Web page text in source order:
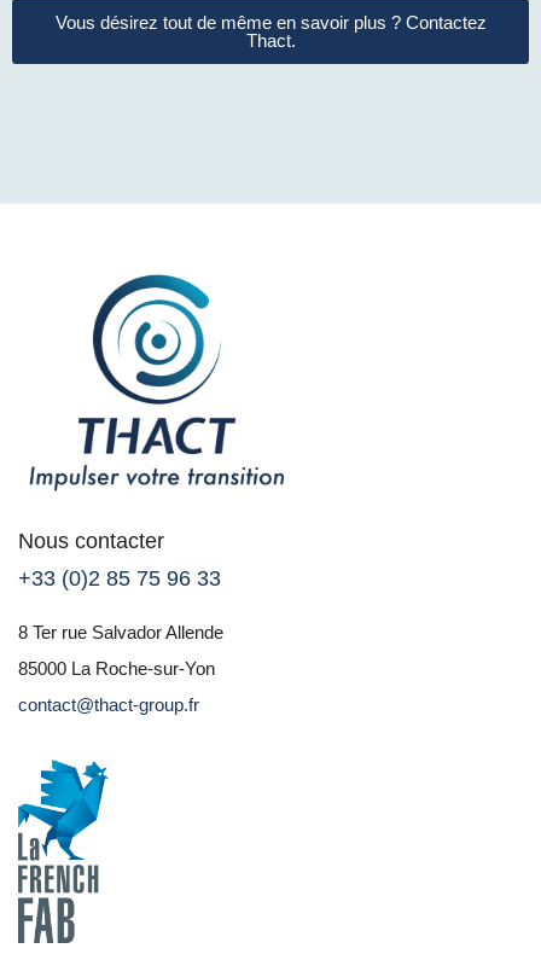
Vous désirez tout de même en savoir plus ? Contactez
Thact.
Nous contacter
+33 (0)2 85 75 96 33
8 Ter rue Salvador Allende
85000 La Roche-sur-Yon
contact@thact-group.fr